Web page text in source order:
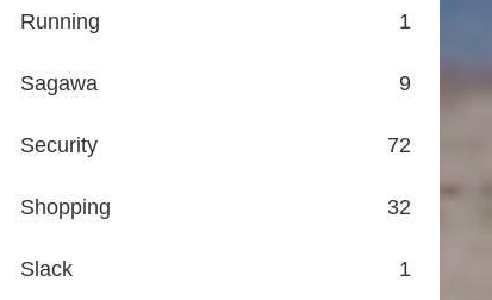
Running 1
Sagawa 9
Security 72
Shopping 32
Slack 1